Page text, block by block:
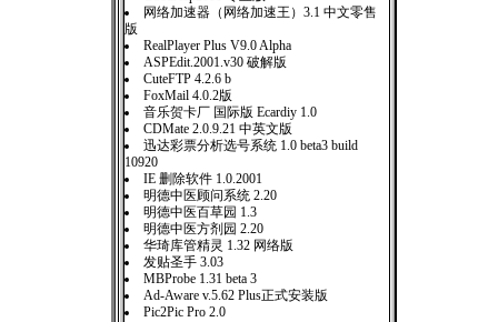
网络加速器（网络加速王）3.1 中文零售
版
RealPlayer Plus V9.0 Alpha
ASPEdit.2001.v30 破解版
CuteFTP 4.2.6 b
FoxMail 4.0.2版
音乐贺卡厂 国际版 Ecardiy 1.0
CDMate 2.0.9.21 中英文版
迅达彩票分析选号系统 1.0 beta3 build
10920
IE 删除软件 1.0.2001
明德中医顾问系统 2.20
明德中医百草园 1.3
明德中医方剂园 2.20
华琦库管精灵 1.32 网络版
发贴圣手 3.03
MBProbe 1.31 beta 3
Ad-Aware v.5.62 Plus正式安装版
Pic2Pic Pro 2.0